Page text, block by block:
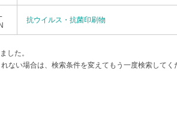
抗ウイルス・抗菌印刷物
した。
ない場合は、検索条件を変えてもう一度検索してく